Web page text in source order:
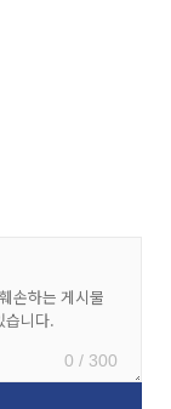
0 / 300